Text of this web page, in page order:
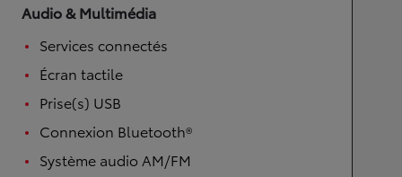
Audio & Multimédia
Services connectés
Écran tactile
Prise(s) USB
Connexion Bluetooth®
Système audio AM/FM